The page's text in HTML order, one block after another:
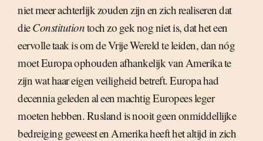
niet meer achterlijk zouden zijn en zich realiseren dat
dieConstitutiontoch zo gek nog niet is, dat het een
eervolle taak is om de Vrije Wereld te leiden, dan nóg
moet Europa ophouden afhankelijk van Amerika te
zijn wat haar eigen veiligheid betreft. Europa had
decennia geleden al een machtig Europees leger
moeten hebben. Rusland is nooit geen onmiddellijke
bedreiging geweest en Amerika heeft het altijd in zich